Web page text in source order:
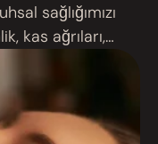
sağlığımızı
kas ağrıları,
hissi… Tüm bu
bıraktığı
Spa olarak,
masaj